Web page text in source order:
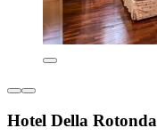
Hotel Della Rotonda